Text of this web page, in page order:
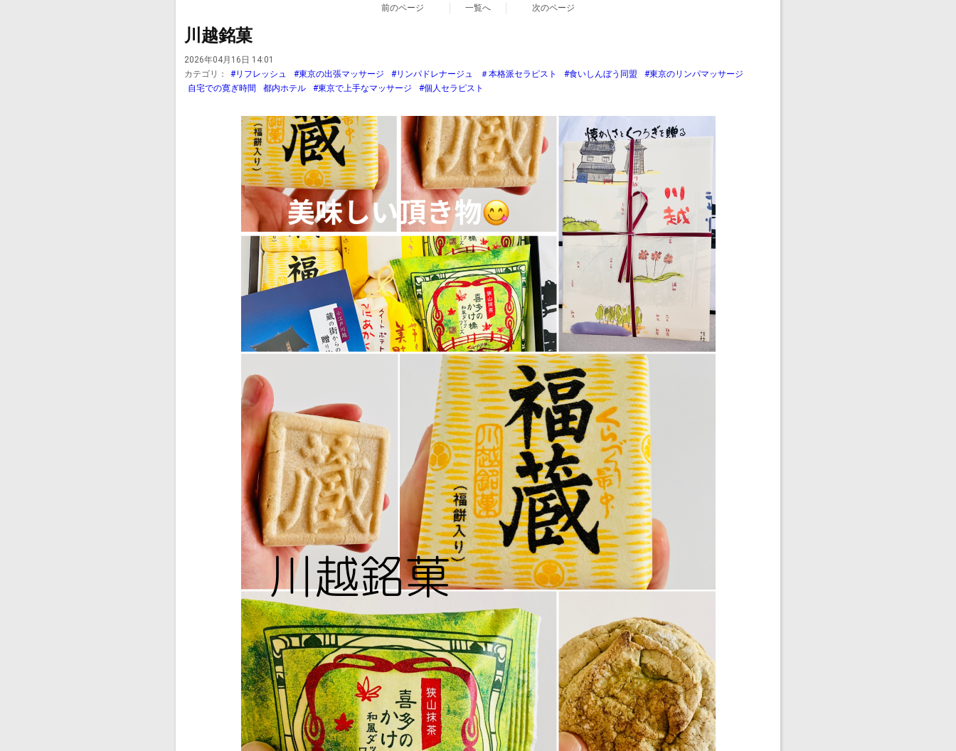
前のページ 一覧へ 次のページ
川越銘菓
2026年04月16日 14:01
カテゴリ：
#リフレッシュ #東京の出張マッサージ #リンパドレナージュ ＃本格派セラピスト #食いしんぼう同盟
#東京のリンパマッサージ
自宅での寛ぎ時間
都内ホテル #東京で上手なマッサージ #個人セラピスト